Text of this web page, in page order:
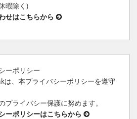
暇除く)
せはこちらから
ーポリシー
は、本プライバシーポリシーを遵守
プライバシー保護に努めます。
ーポリシーはこちらから